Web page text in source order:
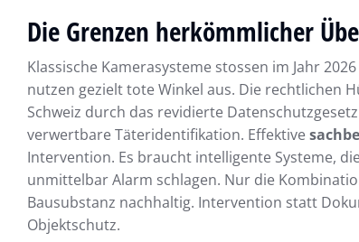
Die Grenzen herkömmlicher
Klassische Kamerasysteme stossen im Jahr
nutzen gezielt tote Winkel aus. Die rechtlichen
Schweiz durch das revidierte
verwertbare Täteridentifikation. Effektive
Intervention. Es braucht intelligente Systeme,
unmittelbar Alarm schlagen. Nur die
Bausubstanz nachhaltig. Intervention statt
Objektschutz.